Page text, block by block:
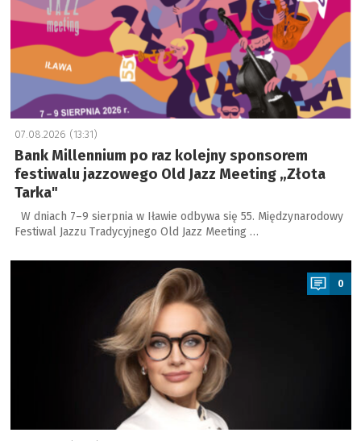
07.08.2026 (13:31)
Bank Millennium po raz kolejny sponsorem
festiwalu jazzowego Old Jazz Meeting „Złota
Tarka"
W dniach 7–9 sierpnia w Iławie odbywa się 55. Międzynarodowy
Festiwal Jazzu Tradycyjnego Old Jazz Meeting …
a
0